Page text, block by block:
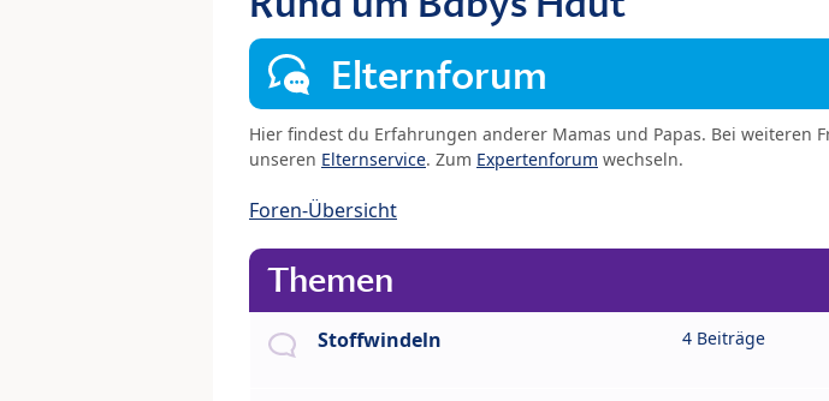
Elternforum
Hier findest du Erfahrungen anderer Mamas und Papas. Bei weiteren
unseren Elternservice. Zum Expertenforum wechseln.
Foren-Übersicht
Themen
Stoffwindeln 4 Beiträge